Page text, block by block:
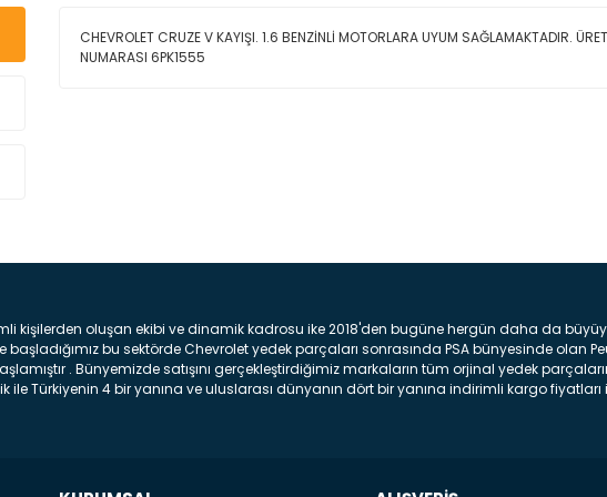
CHEVROLET CRUZE V KAYIŞI. 1.6 BENZİNLİ MOTORLARA UYUM SAĞLAMAKTADIR.
NUMARASI 6PK1555
kişilerden oluşan ekibi ve dinamik kadrosu ike 2018'den bugüne hergün daha da
başladığımız bu sektörde Chevrolet yedek parçaları sonrasında PSA bünyesinde olan
. Bünyemizde satışını gerçekleştirdiğimiz markaların tüm orjinal yedek
ile Türkiyenin 4 bir yanına ve uluslarası dünyanın dört bir yanına indirimli kargo fiyatları
Ön Tampon : Aracınızın ön kısmında bulunan plastik darbe emici amacı ile
sağlayan aksam parçadır . Fren Diski : Aracımızın ön ve arka tekerlerinde bulunan